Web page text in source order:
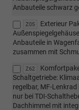
Anbauteile schwarz
Z05
Exterieur
Anbauteile in
zusammen mit
Z62
Schaltgetriebe:
regelbar, MF-
nur bei TDI-
Dachhimmel mit